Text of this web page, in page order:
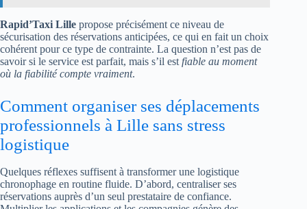
Rapid’Taxi Lille propose précisément ce niveau de
sécurisation des réservations anticipées, ce qui en fait un choix
cohérent pour ce type de contrainte. La question n’est pas de
savoir si le service est parfait, mais s’il est fiable au moment
où la fiabilité compte vraiment.
Comment organiser ses déplacements
professionnels à Lille sans stress
logistique
Quelques réflexes suffisent à transformer une logistique
chronophage en routine fluide. D’abord, centraliser ses
réservations auprès d’un seul prestataire de confiance.